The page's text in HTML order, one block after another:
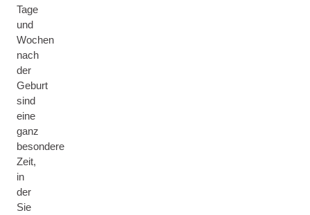
Tage
und
Wochen
nach
der
Geburt
sind
eine
ganz
besondere
Zeit,
in
der
Sie